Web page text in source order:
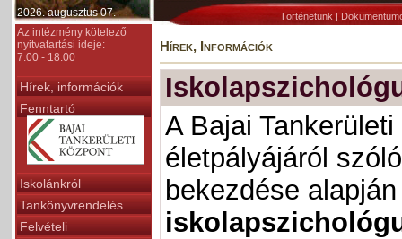
2026. augusztus 07. Történetünk |
Az intézmény kötelező
nyitvatartási ideje:
7:00 - 18:00
Hírek, információk
Fenntartó
Iskolánkról
Tankönyvrendelés
Felvételi
Hírek, Információk
A Bajai
életpályájáról
bekezdése